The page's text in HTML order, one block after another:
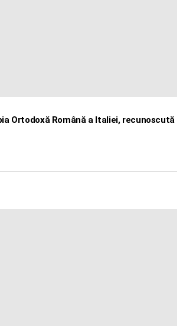
Ortodoxă Română a Italiei, recunoscută